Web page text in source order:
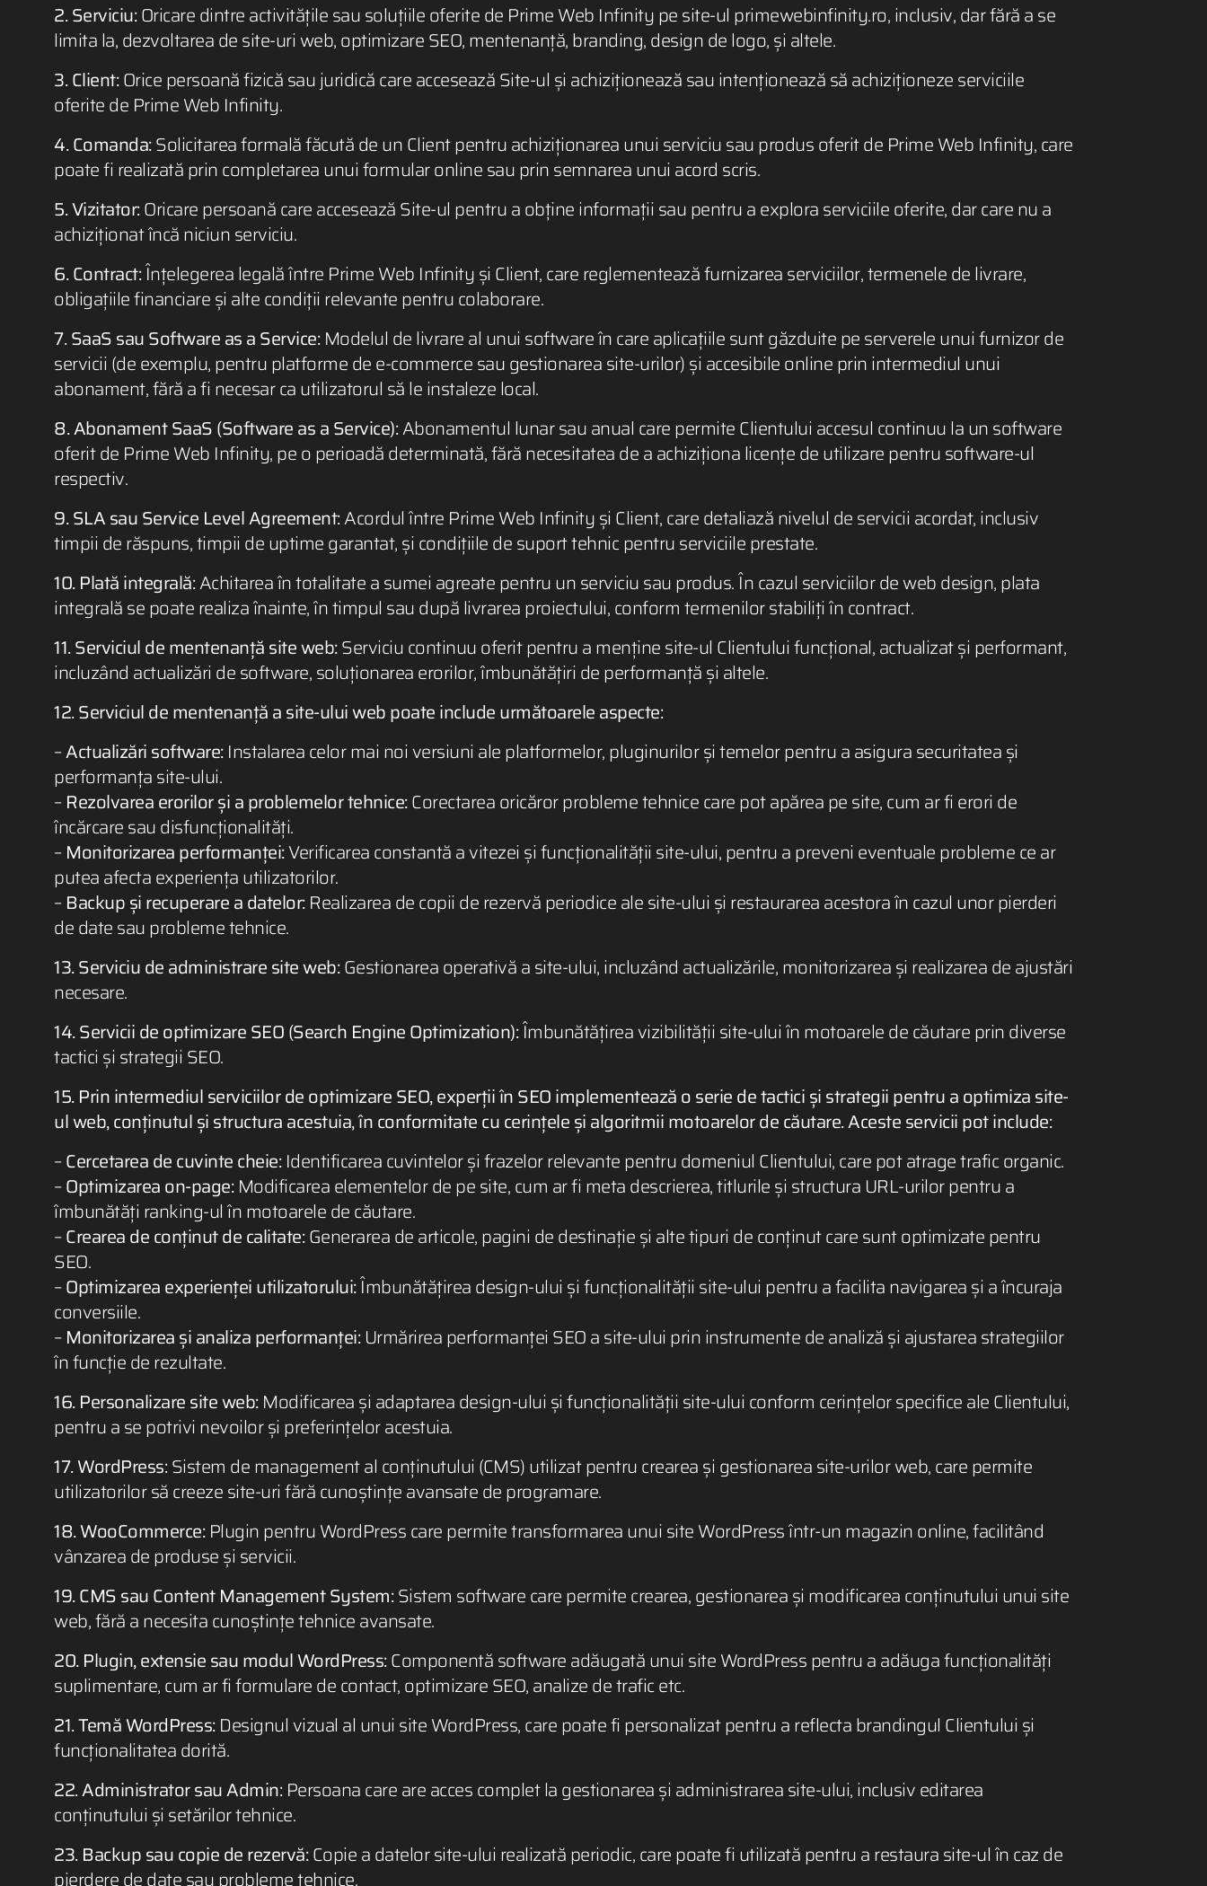
2. Serviciu:Oricare dintre activitățile sau soluțiile oferite de Prime Web Infinity pe site-ul primewebinfinity.ro, inclusiv, dar fără a se
limita la, dezvoltarea de site-uri web, optimizare SEO, mentenanță, branding, design de logo, și altele.
3. Client:Orice persoană fizică sau juridică care accesează Site-ul și achiziționează sau intenționează să achiziționeze serviciile
oferite de Prime Web Infinity.
4. Comanda:Solicitarea formală făcută de un Client pentru achiziționarea unui serviciu sau produs oferit de Prime Web Infinity, care
poate fi realizată prin completarea unui formular online sau prin semnarea unui acord scris.
5. Vizitator:Oricare persoană care accesează Site-ul pentru a obține informații sau pentru a explora serviciile oferite, dar care nu a
achiziționat încă niciun serviciu.
6. Contract:Înțelegerea legală între Prime Web Infinity și Client, care reglementează furnizarea serviciilor, termenele de livrare,
obligațiile financiare și alte condiții relevante pentru colaborare.
7. SaaS sau Software as a Service:Modelul de livrare al unui software în care aplicațiile sunt găzduite pe serverele unui furnizor de
servicii (de exemplu, pentru platforme de e-commerce sau gestionarea site-urilor) și accesibile online prin intermediul unui
abonament, fără a fi necesar ca utilizatorul să le instaleze local.
8. Abonament SaaS (Software as a Service):Abonamentul lunar sau anual care permite Clientului accesul continuu la un software
oferit de Prime Web Infinity, pe o perioadă determinată, fără necesitatea de a achiziționa licențe de utilizare pentru software-ul
respectiv.
9. SLA sau Service Level Agreement:Acordul între Prime Web Infinity și Client, care detaliază nivelul de servicii acordat, inclusiv
timpii de răspuns, timpii de uptime garantat, și condițiile de suport tehnic pentru serviciile prestate.
10. Plată integrală:Achitarea în totalitate a sumei agreate pentru un serviciu sau produs. În cazul serviciilor de web design, plata
integrală se poate realiza înainte, în timpul sau după livrarea proiectului, conform termenilor stabiliți în contract.
11. Serviciul de mentenanță site web:Serviciu continuu oferit pentru a menține site-ul Clientului funcțional, actualizat și performant,
incluzând actualizări de software, soluționarea erorilor, îmbunătățiri de performanță și altele.
12. Serviciul de mentenanță a site-ului web poate include următoarele aspecte:
–Actualizări software:Instalarea celor mai noi versiuni ale platformelor, pluginurilor și temelor pentru a asigura securitatea și
performanța site-ului.
–Rezolvarea erorilor și a problemelor tehnice:Corectarea oricăror probleme tehnice care pot apărea pe site, cum ar fi erori de
încărcare sau disfuncționalități.
–Monitorizarea performanței:Verificarea constantă a vitezei și funcționalității site-ului, pentru a preveni eventuale probleme ce ar
putea afecta experiența utilizatorilor.
–Backup și recuperare a datelor:Realizarea de copii de rezervă periodice ale site-ului și restaurarea acestora în cazul unor pierderi
de date sau probleme tehnice.
13. Serviciu de administrare site web:Gestionarea operativă a site-ului, incluzând actualizările, monitorizarea și realizarea de ajustări
necesare.
14. Servicii de optimizare SEO (Search Engine Optimization):Îmbunătățirea vizibilității site-ului în motoarele de căutare prin diverse
tactici și strategii SEO.
15. Prin intermediul serviciilor de optimizare SEO, experții în SEO implementează o serie de tactici și strategii pentru a optimiza site-
ul web, conținutul și structura acestuia, în conformitate cu cerințele și algoritmii motoarelor de căutare. Aceste servicii pot include:
–Cercetarea de cuvinte cheie:Identificarea cuvintelor și frazelor relevante pentru domeniul Clientului, care pot atrage trafic organic.
–Optimizarea on-page:Modificarea elementelor de pe site, cum ar fi meta descrierea, titlurile și structura URL-urilor pentru a
îmbunătăți ranking-ul în motoarele de căutare.
–Crearea de conținut de calitate:Generarea de articole, pagini de destinație și alte tipuri de conținut care sunt optimizate pentru
SEO.
–Optimizarea experienței utilizatorului:Îmbunătățirea design-ului și funcționalității site-ului pentru a facilita navigarea și a încuraja
conversiile.
–Monitorizarea și analiza performanței:Urmărirea performanței SEO a site-ului prin instrumente de analiză și ajustarea strategiilor
în funcție de rezultate.
16. Personalizare site web:Modificarea și adaptarea design-ului și funcționalității site-ului conform cerințelor specifice ale Clientului,
pentru a se potrivi nevoilor și preferințelor acestuia.
17. WordPress:Sistem de management al conținutului (CMS) utilizat pentru crearea și gestionarea site-urilor web, care permite
utilizatorilor să creeze site-uri fără cunoștințe avansate de programare.
18. WooCommerce:Plugin pentru WordPress care permite transformarea unui site WordPress într-un magazin online, facilitând
vânzarea de produse și servicii.
19. CMS sau Content Management System:Sistem software care permite crearea, gestionarea și modificarea conținutului unui site
web, fără a necesita cunoștințe tehnice avansate.
20. Plugin, extensie sau modul WordPress:Componentă software adăugată unui site WordPress pentru a adăuga funcționalități
suplimentare, cum ar fi formulare de contact, optimizare SEO, analize de trafic etc.
21. Temă WordPress:Designul vizual al unui site WordPress, care poate fi personalizat pentru a reflecta brandingul Clientului și
funcționalitatea dorită.
22. Administrator sau Admin:Persoana care are acces complet la gestionarea și administrarea site-ului, inclusiv editarea
conținutului și setărilor tehnice.
23. Backup sau copie de rezervă:Copie a datelor site-ului realizată periodic, care poate fi utilizată pentru a restaura site-ul în caz de
pierdere de date sau probleme tehnice.